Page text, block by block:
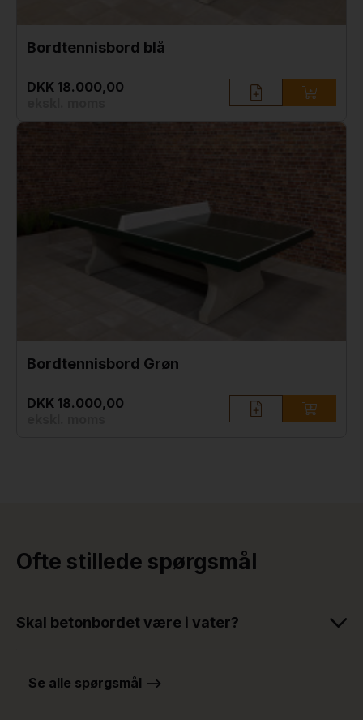
Bordtennisbord blå
DKK 18.000,00
Bordtennisbord Grøn
DKK 18.000,00
Ofte stillede spørgsmål
Skal betonbordet være i vater?
Se alle spørgsmål -->